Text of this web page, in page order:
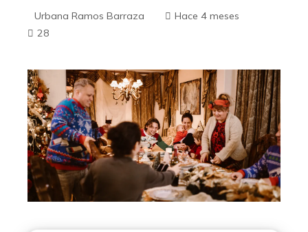
Urbana Ramos Barraza
Hace 4 meses
28